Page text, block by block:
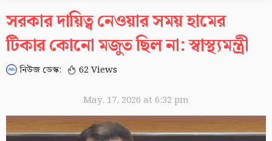
সরকার দায়িত্ব নেওয়ার সময় হামের
টিকার কোনো মজুত ছিল না: স্বাস্থ্যমন্ত্রী
নিউজ ডেস্ক: 62 Views
May. 17, 2026 at 6:32 pm